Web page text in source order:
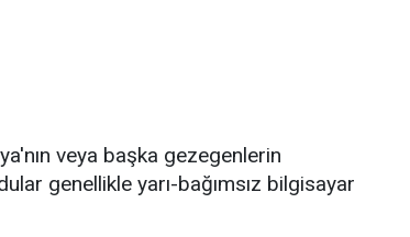
veya başka gezegenlerin
genellikle yarı-bağımsız bilgisayar